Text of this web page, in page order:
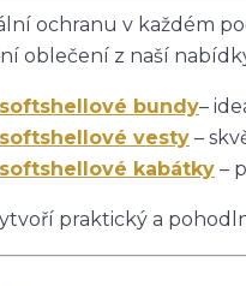
ochranu v každém
oblečení z naší
bundy–
vesty –
kabátky –
praktický a